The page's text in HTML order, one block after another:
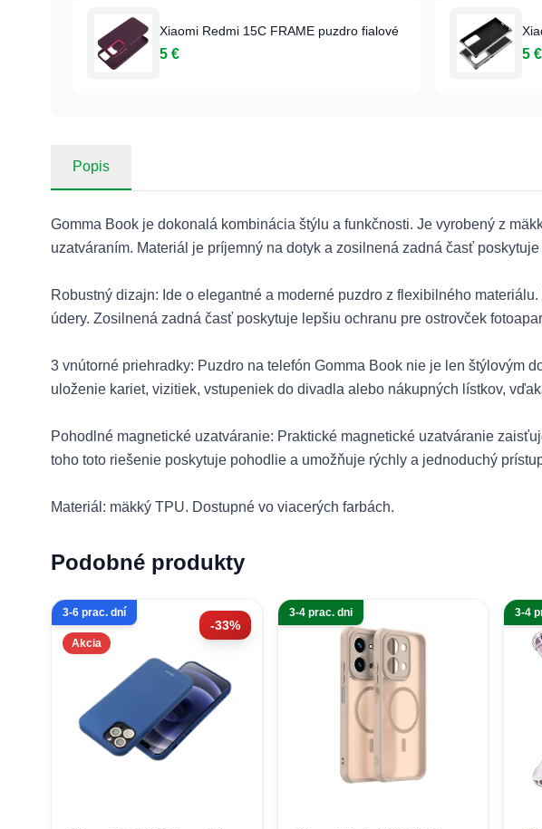
Xiaomi Redmi 15C FRAME puzdro fialové
5 € 5 €
Popis
Gomma Book je dokonalá kombinácia štýlu a funkčnosti. Je vyrobený z
uzatváraním. Materiál je príjemný na dotyk a zosilnená zadná časť
Robustný dizajn: Ide o elegantné a moderné puzdro z flexibilného
údery. Zosilnená zadná časť poskytuje lepšiu ochranu pre ostrovček
3 vnútorné priehradky: Puzdro na telefón Gomma Book nie je len štýlovým
uloženie kariet, vizitiek, vstupeniek do divadla alebo nákupných lístkov,
Pohodlné magnetické uzatváranie: Praktické magnetické uzatváranie
toho toto riešenie poskytuje pohodlie a umožňuje rýchly a jednoduchý
Materiál: mäkký TPU. Dostupné vo viacerých farbách.
Podobné produkty
Akcia
-33%
3-6 prac. dní 3-4 prac. dni 3-4